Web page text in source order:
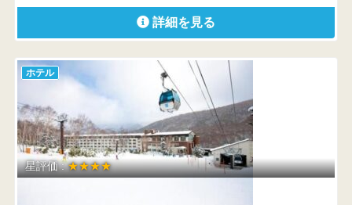
詳細を見る
ホテル
星評価 :★★★★